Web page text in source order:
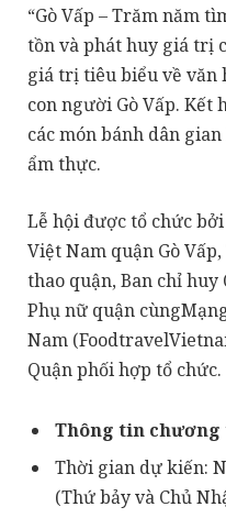
“Gò Vấp – Trăm năm
tồn và phát huy giá trị
giá trị tiêu biểu về văn
con người Gò Vấp.
các món bánh dân
ẩm thực.
Lễ hội được tổ chức
Việt Nam quận Gò
thao quận, Ban chỉ
Phụ nữ quận
Nam
Quận phối hợp tổ chức.
Thông tin
Thời gian dự kiến:
(Thứ bảy và Chủ